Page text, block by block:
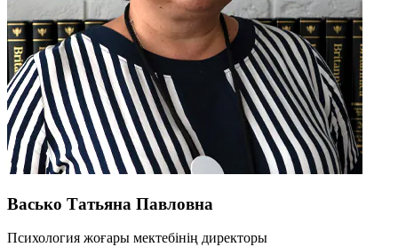
Васько Татьяна Павловна
Психология жоғары мектебінің директоры